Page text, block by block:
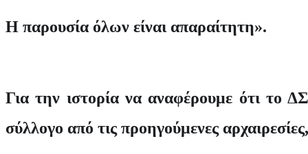
Η παρουσία όλων είναι απαραίτητη».
Για την ιστορία να αναφέρουμε ότι το
σύλλογο από τις προηγούμενες